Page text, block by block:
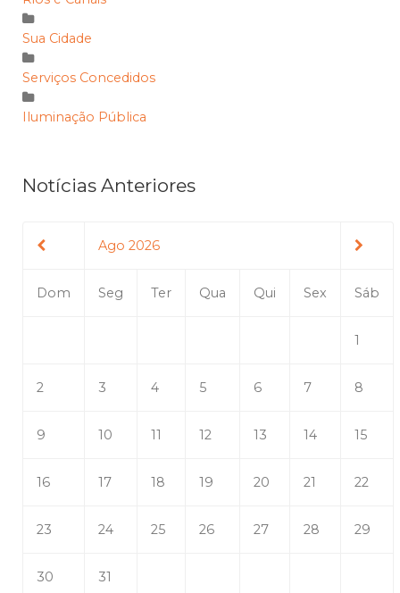
Sua Cidade
Serviços Concedidos
Iluminação Pública
Notícias Anteriores
Ago 2026
Dom Seg Ter Qua Qui Sex Sáb
1
2 3 4 5 6 7 8
9 10 11 12 13 14 15
16 17 18 19 20 21 22
23 24 25 26 27 28 29
30 31